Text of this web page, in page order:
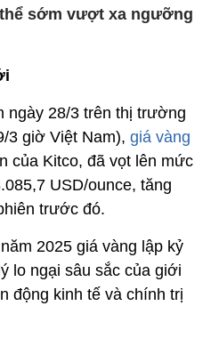
sớm vượt xa ngưỡng
ngày 28/3 trên thị trường
3 giờ Việt Nam), giá vàng
của Kitco, đã vọt lên mức
USD/ounce, tăng
trước đó.
2025 giá vàng lập kỷ
lo ngại sâu sắc của giới
động kinh tế và chính trị